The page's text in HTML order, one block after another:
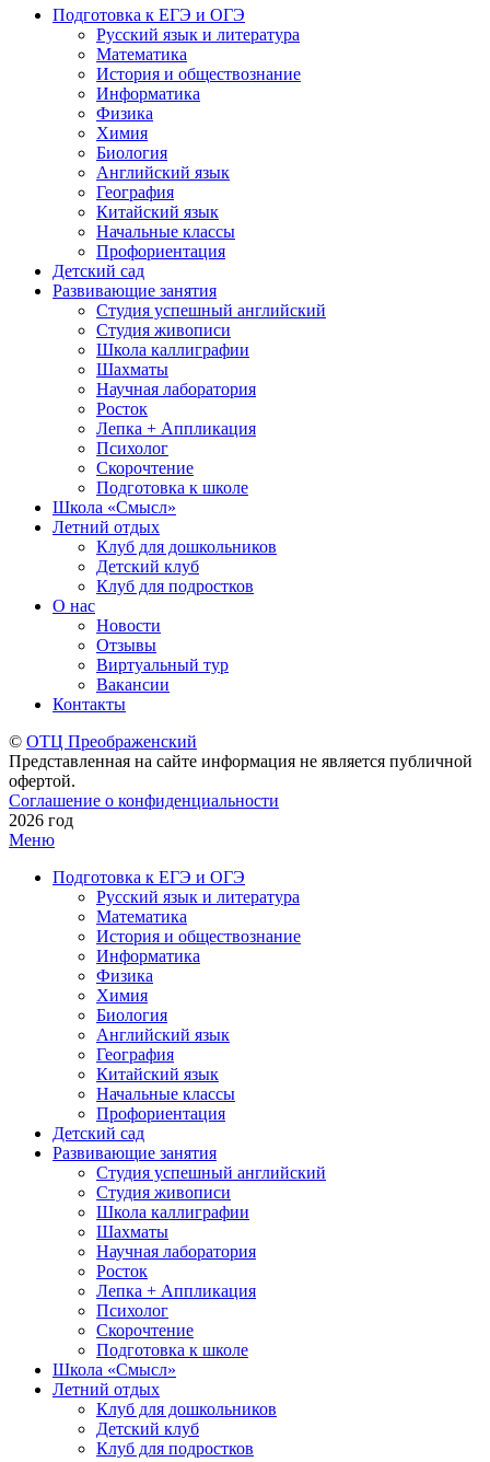
Подготовка к ЕГЭ и ОГЭ
Русский язык и литература
Математика
История и обществознание
Информатика
Физика
Химия
Биология
Английский язык
География
Китайский язык
Начальные классы
Профориентация
Детский сад
Развивающие занятия
Студия успешный английский
Студия живописи
Школа каллиграфии
Шахматы
Научная лаборатория
Росток
Лепка + Аппликация
Психолог
Скорочтение
Подготовка к школе
Школа «Смысл»
Летний отдых
Клуб для дошкольников
Детский клуб
Клуб для подростков
О нас
Новости
Отзывы
Виртуальный тур
Вакансии
Контакты
© ОТЦ Преображенский
Представленная на сайте информация не является публичной
офертой.
Соглашение о конфиденциальности
2026 год
Меню
Подготовка к ЕГЭ и ОГЭ
Русский язык и литература
Математика
История и обществознание
Информатика
Физика
Химия
Биология
Английский язык
География
Китайский язык
Начальные классы
Профориентация
Детский сад
Развивающие занятия
Студия успешный английский
Студия живописи
Школа каллиграфии
Шахматы
Научная лаборатория
Росток
Лепка + Аппликация
Психолог
Скорочтение
Подготовка к школе
Школа «Смысл»
Летний отдых
Клуб для дошкольников
Детский клуб
Клуб для подростков